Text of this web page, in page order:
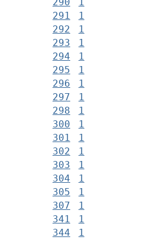
290
1
291
1
292
1
293
1
294
1
295
1
296
1
297
1
298
1
300
1
301
1
302
1
303
1
304
1
305
1
307
1
341
1
344
1